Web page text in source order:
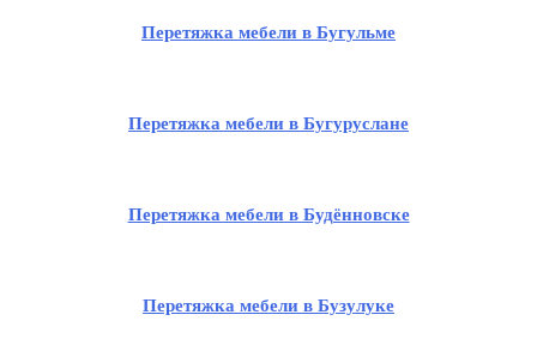
Перетяжка мебели в Бугульме
Перетяжка мебели в Бугуруслане
Перетяжка мебели в Будённовске
Перетяжка мебели в Бузулуке